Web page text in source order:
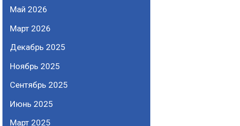
Май 2026
Март 2026
Декабрь 2025
Ноябрь 2025
Сентябрь 2025
Июнь 2025
Март 2025